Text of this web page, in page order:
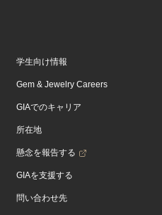
学生向け情報
Gem & Jewelry Careers
GIAでのキャリア
所在地
懸念を報告する
GIAを支援する
問い合わせ先